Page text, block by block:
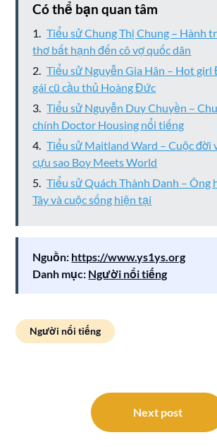
Có thể bạn quan tâm
Tiểu sử Chung Thị Chung – Hành
thơ bất hạnh đến cô vợ quốc dân
Tiểu sử Nguyễn Gia Hân – Hot girl
gái cũ cầu thủ Hoàng Đức
Tiểu sử Nguyễn Duy Chuyền –
chính Doctor Housing nổi tiếng
Tiểu sử Maitland Ward – Cuộc đời
cựu sao Boy Meets World
Tiểu sử Quách Thành Danh – Ông
Tây và cuộc sống hiện tại
Nguồn: https://www.ys1ys.org
Danh mục: Người nổi tiếng
Người nổi tiếng
Next post